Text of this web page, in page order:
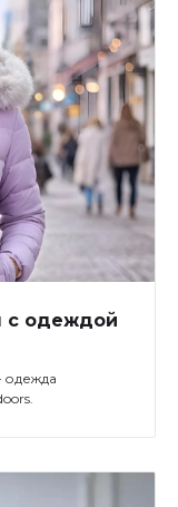
с одеждой
одежда